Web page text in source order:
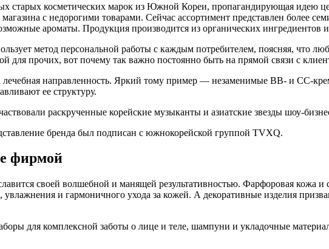
старых косметических марок из Южной Кореи, пропагандирующая идею
с недорогими товарами. Сейчас ассортимент представлен более
ароматы. Продукция производится из органических ингредиентов
метод персональной работы с каждым потребителем, поясняя, что
для прочих, вот почему так важно постоянно быть на прямой связи с
направленность. Яркий тому пример — незаменимые BB- и СС-
ее структуру.
раскрученные корейские музыканты и азиатские звезды шоу-
бренда был подписан с южнокорейской группой TVXQ.
фирмой
своей волшебной и манящей результативностью. Фарфоровая кожа
и гармоничного ухода за кожей. А декоративные изделия
для комплексной заботы о лице и теле, шампуни и укладочные